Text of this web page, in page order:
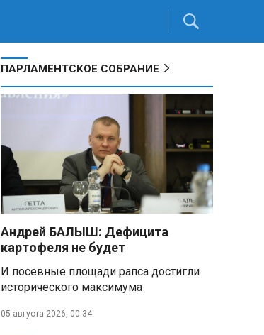
ПАРЛАМЕНТСКОЕ СОБРАНИЕ
Андрей БАЛЫШ: Дефицита
картофеля не будет
И посевные площади рапса достигли
исторического максимума
05 августа 2026, 00:34